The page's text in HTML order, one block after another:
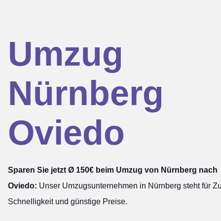
Umzug
Nürnberg
Oviedo
Sparen Sie jetzt Ø 150€ beim Umzug von Nürnberg nach
Oviedo: Unser Umzugsunternehmen in Nürnberg steht für
Schnelligkeit und günstige Preise.